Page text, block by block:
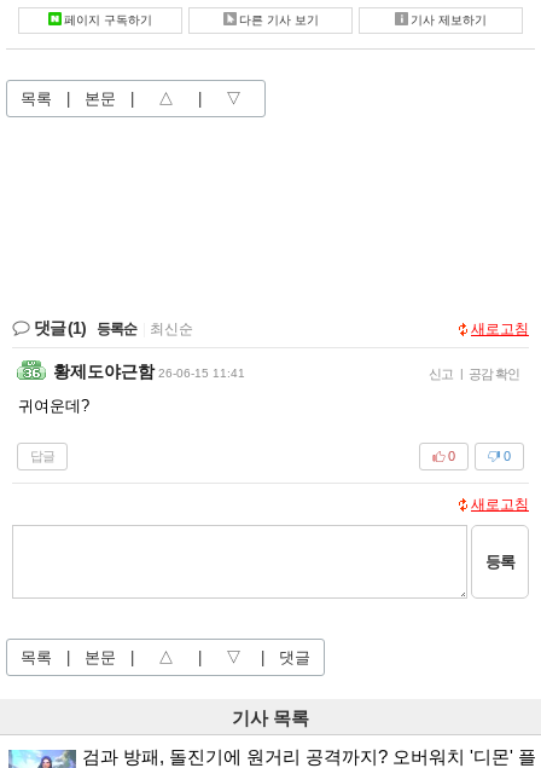
페이지 구독하기 다른 기사 보기 기사 제보하기
목록 | 본문 | △ | ▽
댓글(1) 등록순 최신순 새로고침
황제도야근함 26-06-15 11:41 신고 | 공감 확인
귀여운데?
답글 0
0
새로고침
등록
목록 | 본문 | △ | ▽ | 댓글
기사 목록
검과 방패, 돌진기에 원거리 공격까지? 오버워치 '디몬' 플